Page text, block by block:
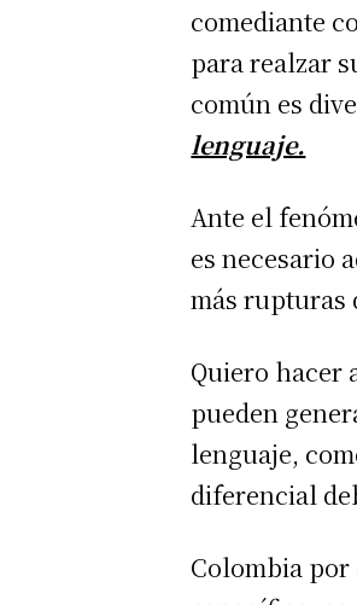
comediante
para realzar
común es
lenguaje.
Ante el
es necesario
más rupturas
Quiero hacer
pueden
lenguaje,
diferencial
Colombia